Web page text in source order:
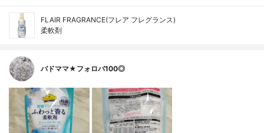
FLAIR FRAGRANCE(フレア フレグランス)
柔軟剤
バドママ★フォロバ100◎